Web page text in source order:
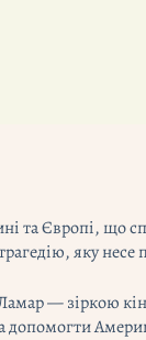
та Європі,
яку несе
— зіркою